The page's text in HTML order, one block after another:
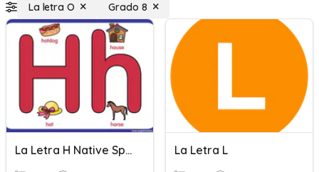
La letra O Grado 8
La Letra H Native Sp. 2 La Letra L